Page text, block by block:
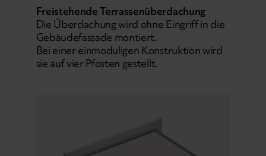
Freistehende Terrassenüberdachung
Die Überdachung wird ohne Eingriff in die
Gebäudefassade montiert.
Bei einer einmoduligen Konstruktion wird
sie auf vier Pfosten gestellt.